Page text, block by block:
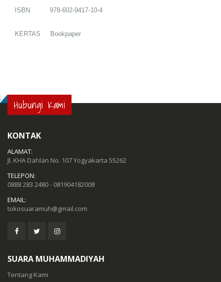
ISBN 978-602-9417-10-4
KERTAS Bookpaper
; Hubungi Kami
KONTAK
ALAMAT:
Jl. KHA Dahlan No. 107 Yogyakarta 55262
TELEPON:
0888 283 2480 - 081904182008
EMAIL:
tokosuaramuh@gmail.com
SUARA MUHAMMADIYAH
Tentang Kami